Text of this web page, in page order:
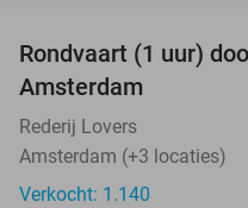
Rondvaart (1 uur)
Amsterdam
Rederij Lovers
Amsterdam (+3 locaties)
Verkocht: 1.140